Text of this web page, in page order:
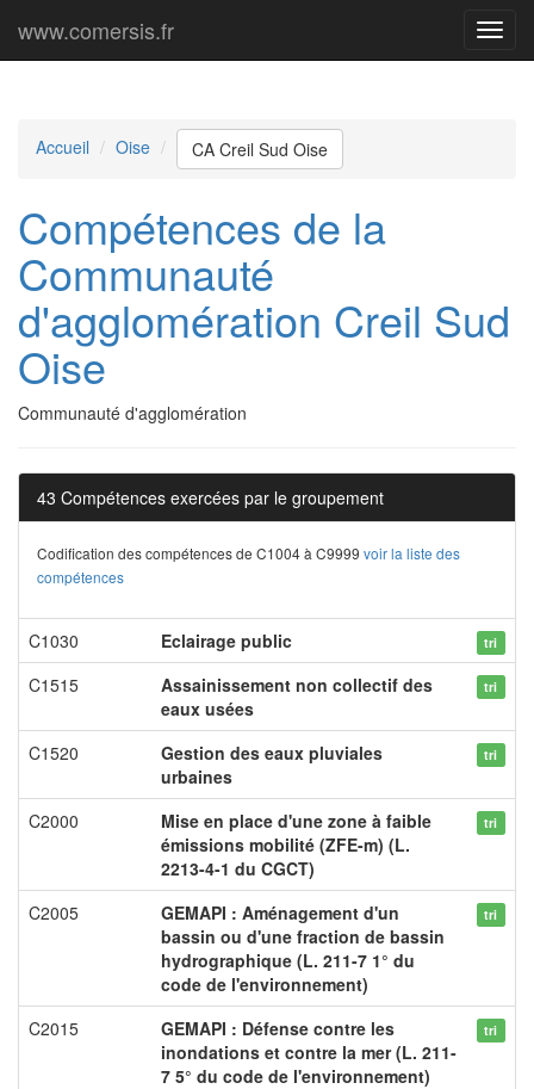
Menu
www.comersis.fr
Accueil Oise CA Creil Sud Oise
Compétences de la
Communauté
d'agglomération Creil Sud
Oise
Communauté d'agglomération
43 Compétences exercées par le groupement
Codification des compétences de C1004 à C9999 voir la liste des
compétences
C1030 Eclairage public tri
C1515
Assainissement non collectif des
eaux usées
tri
C1520
Gestion des eaux pluviales
urbaines
tri
C2000
Mise en place d'une zone à faible
émissions mobilité (ZFE-m) (L.
2213-4-1 du CGCT)
tri
C2005
GEMAPI : Aménagement d'un
bassin ou d'une fraction de bassin
hydrographique (L. 211-7 1° du
code de l'environnement)
tri
C2015
GEMAPI : Défense contre les
inondations et contre la mer (L. 211-
7 5° du code de l'environnement)
tri